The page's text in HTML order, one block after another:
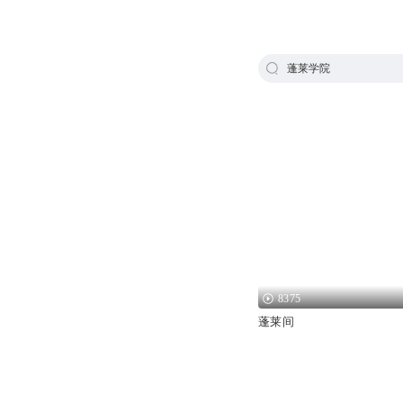
蓬莱学院
8375
蓬莱间